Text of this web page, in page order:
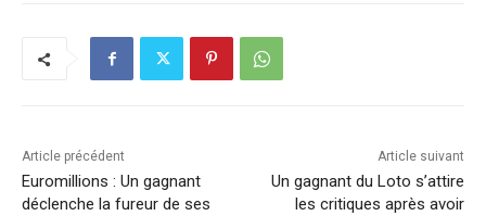
Article précédent
Euromillions : Un gagnant
déclenche la fureur de ses
Article suivant
Un gagnant du Loto s’attire
les critiques après avoir